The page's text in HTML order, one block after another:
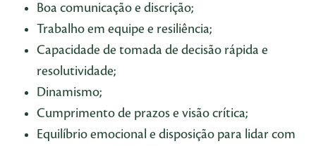
Boa comunicação e discrição;
Trabalho em equipe e resiliência;
Capacidade de tomada de decisão rápida e
resolutividade;
Dinamismo;
Cumprimento de prazos e visão crítica;
Equilíbrio emocional e disposição para lidar com